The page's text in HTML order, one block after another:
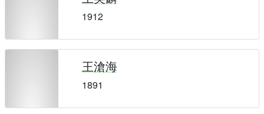
1912
王滄海
1891